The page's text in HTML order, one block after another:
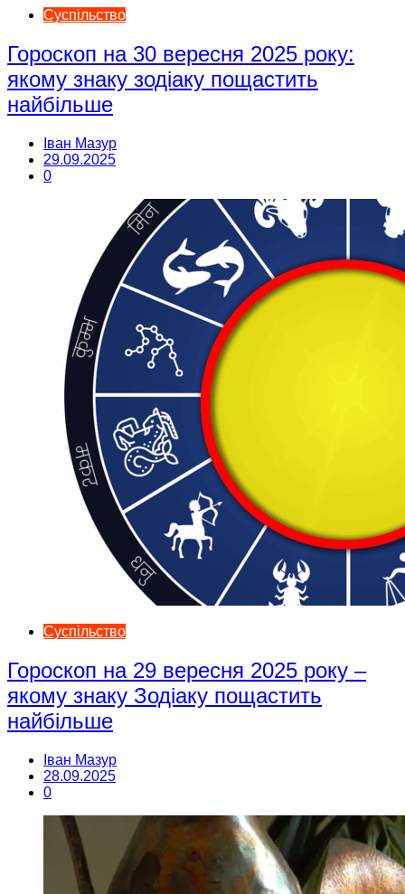
Суспільство
Гороскоп на 30 вересня 2025 року:
якому знаку зодіаку пощастить
найбільше
Іван Мазур
29.09.2025
0
Суспільство
Гороскоп на 29 вересня 2025 року –
якому знаку Зодіаку пощастить
найбільше
Іван Мазур
28.09.2025
0